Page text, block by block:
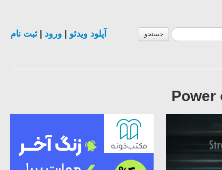
جستجو آپلود ویدئو ورود |ثبت نام
Power